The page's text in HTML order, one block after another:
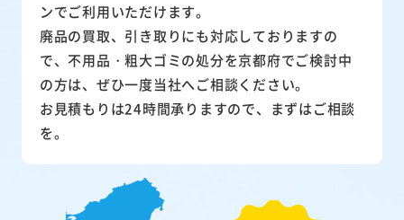
ンでご利用いただけます。
廃品の買取、引き取りにも対応しておりますの
で、不用品・粗大ゴミの処分を京都府でご検討中
の方は、ぜひ一度当社へご相談ください。
お見積もりは24時間承りますので、まずはご相談
を。